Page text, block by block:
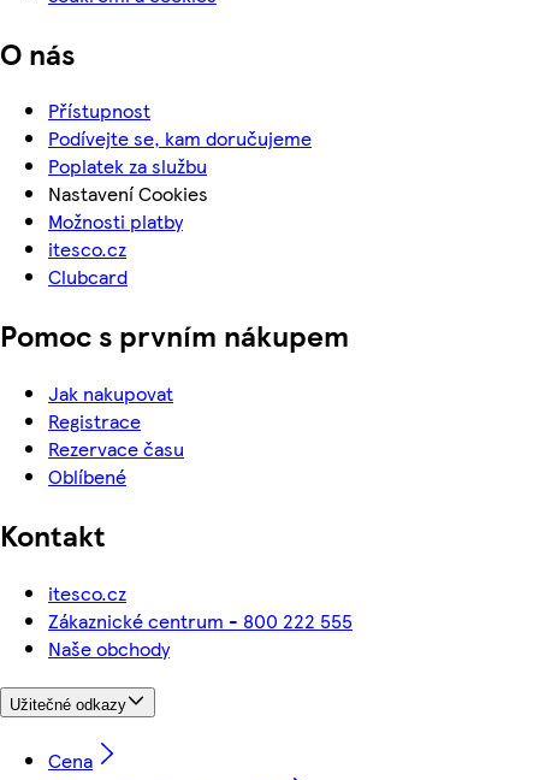
O nás
Přístupnost
Podívejte se, kam doručujeme
Poplatek za službu
Nastavení Cookies
Možnosti platby
itesco.cz
Clubcard
Pomoc s prvním nákupem
Jak nakupovat
Registrace
Rezervace času
Oblíbené
Kontakt
itesco.cz
Zákaznické centrum - 800 222 555
Naše obchody
Užitečné odkazy
Cena